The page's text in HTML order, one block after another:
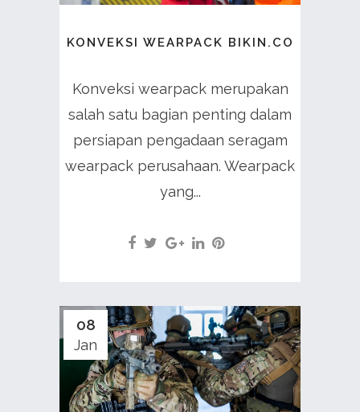
KONVEKSI WEARPACK BIKIN.CO
Konveksi wearpack merupakan
salah satu bagian penting dalam
persiapan pengadaan seragam
wearpack perusahaan. Wearpack
yang...
08
Jan